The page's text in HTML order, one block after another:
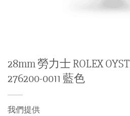
28mm 勞力士 ROLEX
276200-0011 藍色
我們提供